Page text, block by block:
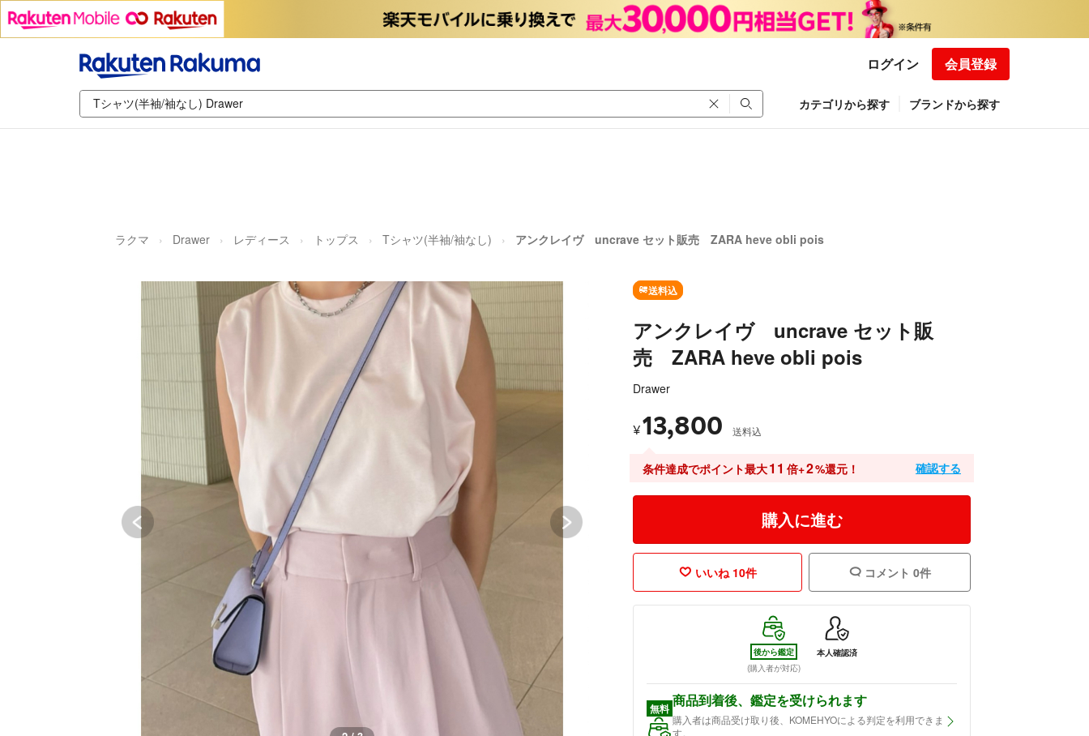
ログイン 会員登録
カテゴリから探す ブランドから探す
ラクマ Drawer レディース トップス Tシャツ(半袖/袖なし) アンクレイヴ uncrave セット販売 ZARA heve obli pois
送料込
アンクレイヴ uncrave セット販
売 ZARA heve obli pois
Drawer
¥13,800 送料込
条件達成でポイント最大11 倍+2%還元！ 確認する
購入に進む
いいね 10件 コメント 0件
後から鑑定
(購入者が対応)
本人確認済
無料 商品到着後、鑑定を受けられます
購入者は商品受け取り後、KOMEHYOによる判定を利用できま
す。